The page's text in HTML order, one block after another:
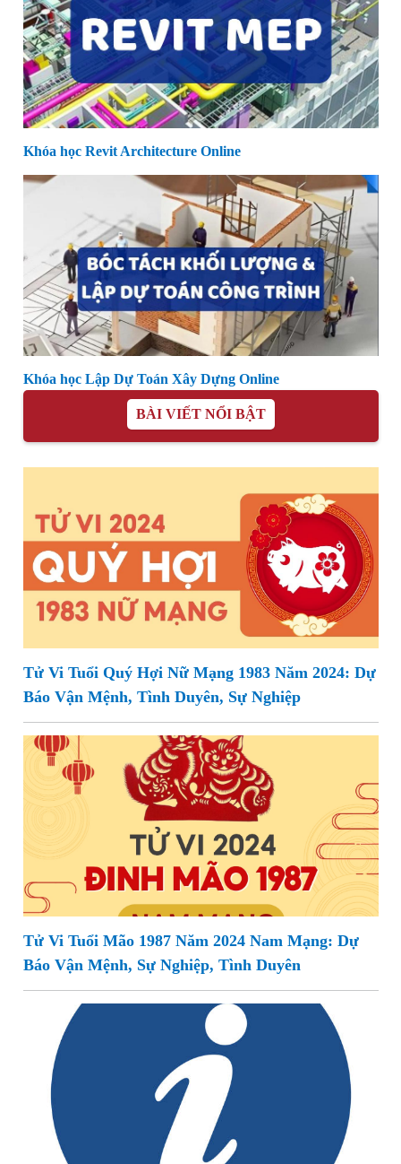
Khóa học Revit Architecture Online
Khóa học Lập Dự Toán Xây Dựng Online
BÀI VIẾT NỔI BẬT
Tử Vi Tuổi Quý Hợi Nữ Mạng 1983 Năm 2024: Dự
Báo Vận Mệnh, Tình Duyên, Sự Nghiệp
Tử Vi Tuổi Mão 1987 Năm 2024 Nam Mạng: Dự
Báo Vận Mệnh, Sự Nghiệp, Tình Duyên